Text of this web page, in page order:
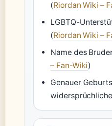
(Riordan Wiki –
LGBTQ-
(Riordan Wiki –
Name des
– Fan-Wiki)
Genauer